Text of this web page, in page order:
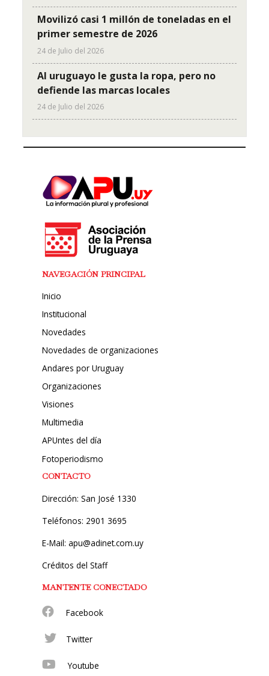
Movilizó casi 1 millón de toneladas en el
primer semestre de 2026
24 de Julio del 2026
Al uruguayo le gusta la ropa, pero no
defiende las marcas locales
24 de Julio del 2026
NAVEGACIÓN PRINCIPAL
Inicio
Institucional
Novedades
Novedades de organizaciones
Andares por Uruguay
Organizaciones
Visiones
Multimedia
APUntes del día
Fotoperiodismo
CONTACTO
Dirección: San José 1330
Teléfonos: 2901 3695
E-Mail: apu@adinet.com.uy
Créditos del Staff
MANTENTE CONECTADO
Facebook
Twitter
Youtube